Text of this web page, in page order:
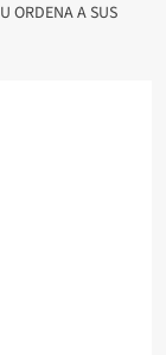
ORDENA A SUS